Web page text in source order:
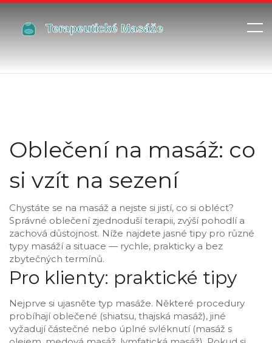
Oblečení na masáž: co
si vzít na sezení
Chystáte se na masáž a nejste si jistí, co si obléct?
Správné oblečení zjednoduší terapii, zvýší pohodlí a
zachová důstojnost. Níže najdete jasné tipy pro různé
typy masáží a situace — rychle, prakticky a bez
zbytečných termínů.
Pro klienty: praktické tipy
Nejprve si ujasněte typ masáže. Některé procedury
probíhají oblečené (shiatsu, thajská masáž), jiné
vyžadují částečné nebo úplné svléknutí (masáž s